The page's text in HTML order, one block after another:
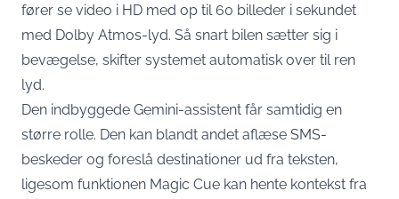
fører se video i HD med op til 60 billeder i sekundet
med Dolby Atmos-lyd. Så snart bilen sætter sig i
bevægelse, skifter systemet automatisk over til ren
lyd.
Den indbyggede Gemini-assistent får samtidig en
større rolle. Den kan blandt andet aflæse SMS-
beskeder og foreslå destinationer ud fra teksten,
ligesom funktionen Magic Cue kan hente kontekst fra